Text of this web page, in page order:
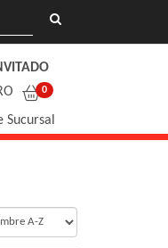
Sucursal
0